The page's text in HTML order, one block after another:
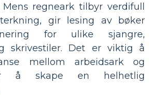
Mens regneark tilbyr verdifull
gir lesing av bøker
for ulike sjangre,
skrivestiler. Det er viktig å
mellom arbeidsark og
å skape en helhetlig